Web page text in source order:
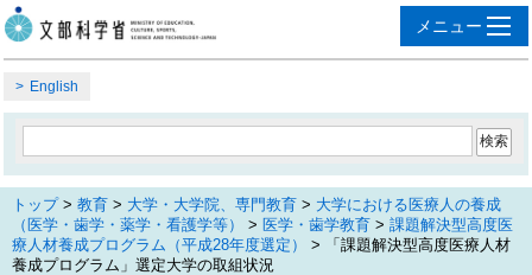
English
トップ> 教育 > 大学・大学院、専門教育 > 大学における医療人の養成
（医学・歯学・薬学・看護学等）
> 医学・歯学教育 > 課題解決型高度医
療人材養成プログラム（平成28年度選定）
> 「課題解決型高度医療人材
養成プログラム」選定大学の取組状況